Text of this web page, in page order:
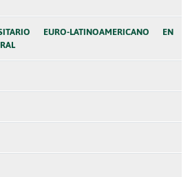
EURO-LATINOAMERICANO EN